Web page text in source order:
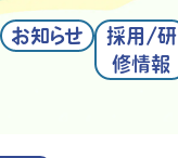
お知らせ
採用/研
修情報